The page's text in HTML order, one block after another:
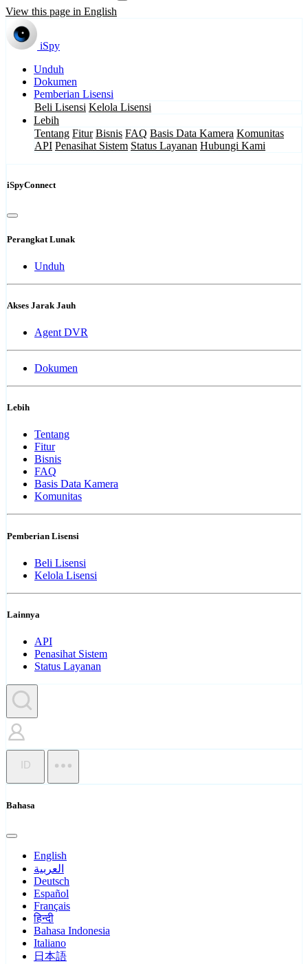
View this page in English
iSpy
Unduh
Dokumen
Pemberian Lisensi
Beli Lisensi Kelola Lisensi
Lebih
Tentang Fitur Bisnis FAQ Basis Data Kamera Komunitas
API Penasihat Sistem Status Layanan Hubungi Kami
iSpyConnect
Perangkat Lunak
Unduh
Akses Jarak Jauh
Agent DVR
Dokumen
Lebih
Tentang
Fitur
Bisnis
FAQ
Basis Data Kamera
Komunitas
Pemberian Lisensi
Beli Lisensi
Kelola Lisensi
Lainnya
API
Penasihat Sistem
Status Layanan
ID
Bahasa
English
العربية
Deutsch
Español
Français
हिन्दी
Bahasa Indonesia
Italiano
日本語